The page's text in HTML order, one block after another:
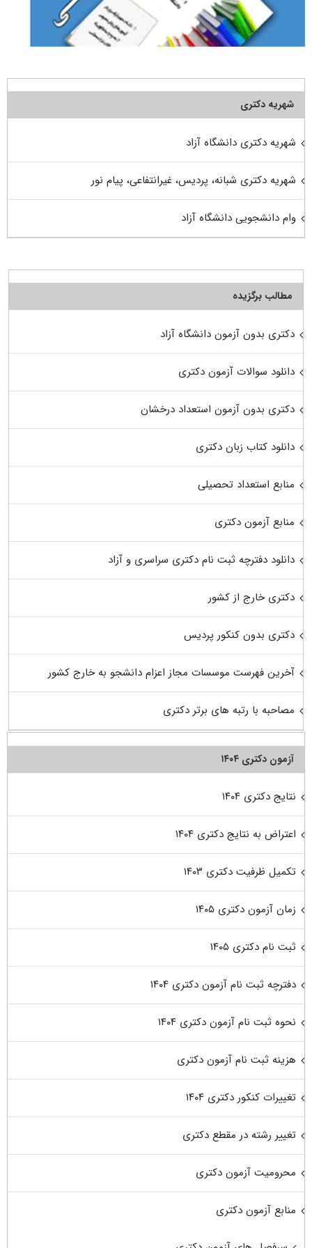
شهریه دکتری
شهریه دکتری دانشگاه آزاد
شهریه دکتری شبانه، پردیس، غیرانتفاعی، پیام نور
وام دانشجویی دانشگاه آزاد
مطالب برگزیده
دکتری بدون آزمون دانشگاه آزاد
دانلود سوالات آزمون دکتری
دکتری بدون آزمون استعداد درخشان
دانلود کتاب زبان دکتری
منابع استعداد تحصیلی
منابع آزمون دکتری
دانلود دفترچه ثبت نام دکتری سراسری و آزاد
دکتری خارج از کشور
دکتری بدون کنکور پردیس
آخرین فهرست موسسات مجاز اعزام دانشجو به خارج کشور
مصاحبه با رتبه های برتر دکتری
آزمون دکتری ۱۴۰۴
نتایج دکتری ۱۴۰۴
اعتراض به نتایج دکتری ۱۴۰۴
تکمیل ظرفیت دکتری ۱۴۰۳
زمان آزمون دکتری ۱۴۰۵
ثبت نام دکتری ۱۴۰۵
دفترچه ثبت نام آزمون دکتری ۱۴۰۴
نحوه ثبت نام آزمون دکتری ۱۴۰۴
هزینه ثبت نام آزمون دکتری
تغییرات کنکور دکتری ۱۴۰۴
تغییر رشته در مقطع دکتری
محرومیت آزمون دکتری
منابع آزمون دکتری